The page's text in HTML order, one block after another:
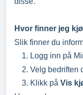
Hvor finner jeg
Slik finner du
Logg inn på
Velg bedriften
Klikk på Vis